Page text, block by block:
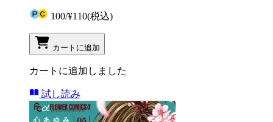
100/¥110(税込)
カートに追加
カートに追加しました
試し読み